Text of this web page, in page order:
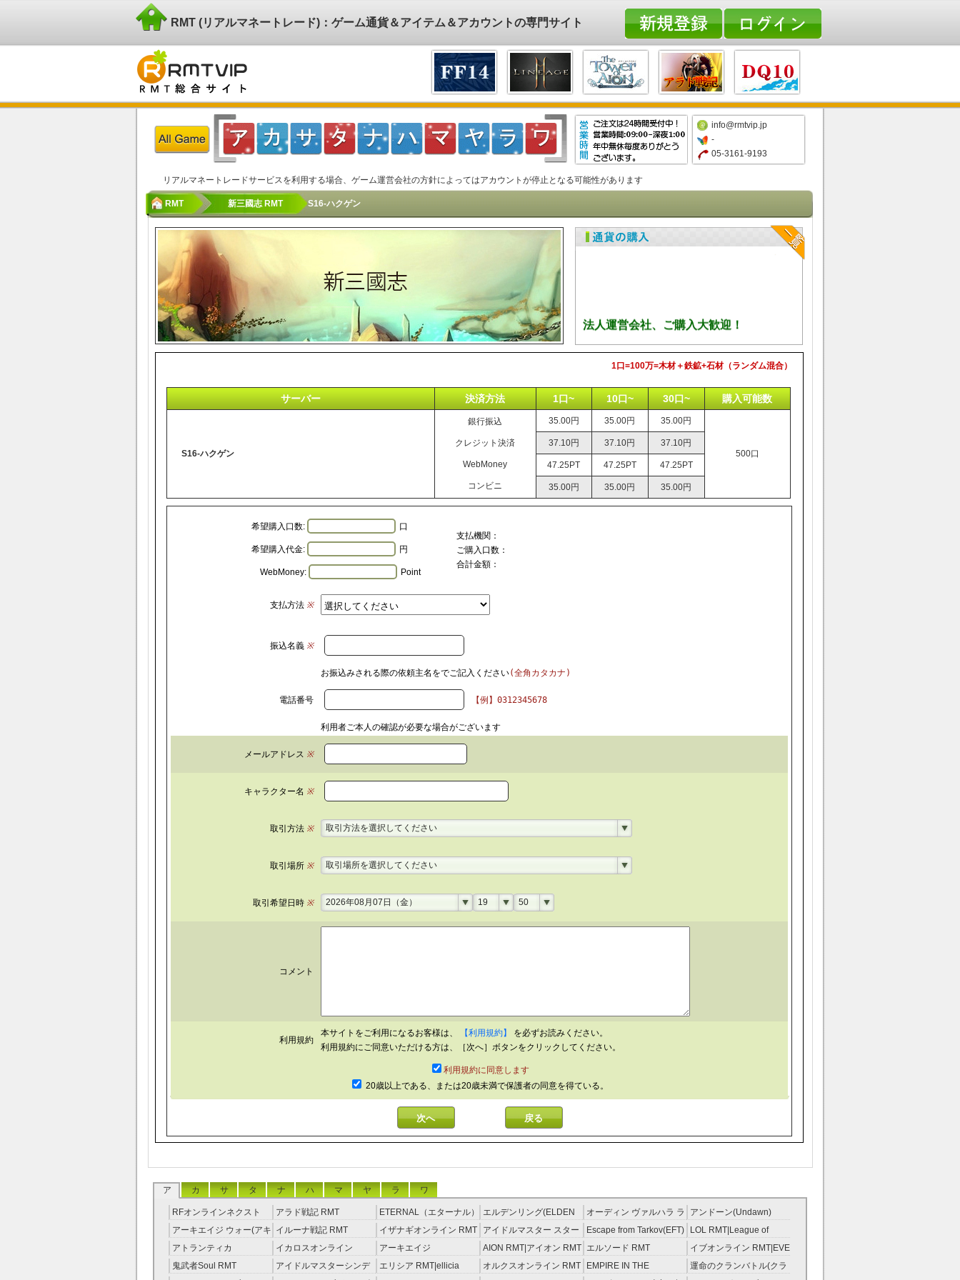
RMT (リアルマネートレード)：ゲーム通貨＆アイテム＆アカウントの専門サイト
info@rmtvip.jp
-
05-3161-9193
リアルマネートレードサービスを利用する場合、ゲーム運営会社の方針によってはアカウントが停止となる可能性があります
RMT 新三國志 RMT S16-ハクゲン
法人運営会社、ご購入大歓迎！
1口=100万=木材＋鉄鉱+石材（ランダム混合）
サーバー 決済方法 1口~ 10口~ 30口~ 購入可能数
S16-ハクゲン
銀行振込
クレジット決済
WebMoney
コンビニ
35.00円 35.00円 35.00円
500口
37.10円 37.10円 37.10円
47.25PT 47.25PT 47.25PT
35.00円 35.00円 35.00円
希望購入口数:
口
支払機関：
ご購入口数：
合計金額：
希望購入代金: 円
WebMoney: Point
支払方法※
振込名義※
お振込みされる際の依頼主名をでご記入ください(全角カタカナ)
電話番号 【例】0312345678
利用者ご本人の確認が必要な場合がございます
メールアドレス ※
キャラクター名 ※
取引方法※ 取引方法を選択してください
取引場所※ 取引場所を選択してください
取引希望日時※ 2026年08月07日（金） 19 50
コメント
利用規約
本サイトをご利用になるお客様は、 【利用規約】
を必ずお読みください。
利用規約にご同意いただける方は、［次へ］ボタンをクリックしてください。
利用規約に同意します
20歳以上である、または20歳未満で保護者の同意を得ている。
ア カ サ タ ナ ハ マ ヤ ラ ワ
RFオンラインネクスト
RMT
アラド戦記 RMT
ETERNAL（エターナル）
RMT
エルデンリング(ELDEN
RING) RMT
オーディン ヴァルハラ ラ
イジング RMT
アンドーン(Undawn)
RMT
アーキエイジ ウォー(アキ
ウオ) RMT
イルーナ戦記 RMT イザナギオンライン RMT
アイドルマスター スター
ライトステージ RMT
Escape from Tarkov(EFT)
RMT
LOL RMT|League of
Legends RMT
アトランティカ
RMT|Atlantica RMT
イカロスオンライン
RMT（予約制）
アーキエイジ
RMT|ArcheAge RMT（予
約制）
AION RMT|アイオン RMT エルソード RMT
イブオンライン RMT|EVE
RMT
鬼武者Soul RMT
アイドルマスターシンデ
エリシア RMT|ellicia
オルクスオンライン RMT
EMPIRE IN THE
運命のクランバトル(クラ